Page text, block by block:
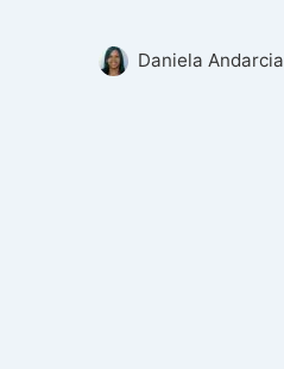
Daniela Andarcia